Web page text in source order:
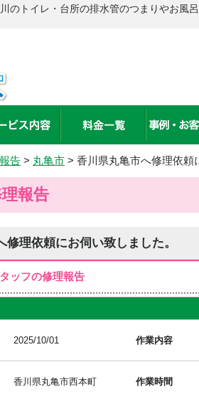
川のトイレ・台所の排水管のつまりやお
告 > 丸亀市 > 香川県丸亀市へ修理依頼
報告
修理依頼にお伺い致しました。
ッフの修理報告
2025/10/01 作業内容
香川県丸亀市西本町 作業時間